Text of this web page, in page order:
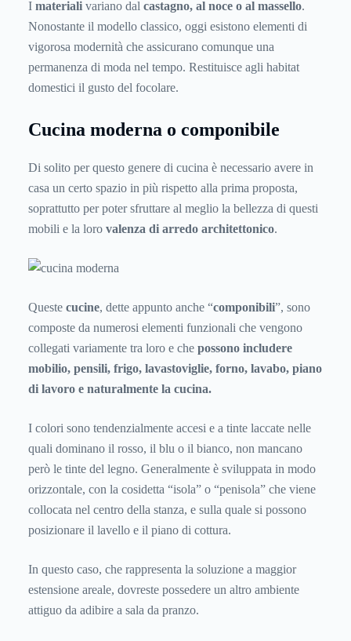
I materiali variano dal castagno, al noce o al massello.
Nonostante il modello classico, oggi esistono elementi di
vigorosa modernità che assicurano comunque una
permanenza di moda nel tempo. Restituisce agli habitat
domestici il gusto del focolare.
Cucina moderna o componibile
Di solito per questo genere di cucina è necessario avere in
casa un certo spazio in più rispetto alla prima proposta,
soprattutto per poter sfruttare al meglio la bellezza di questi
mobili e la loro valenza di arredo architettonico.
Queste cucine, dette appunto anche “componibili”, sono
composte da numerosi elementi funzionali che vengono
collegati variamente tra loro e che possono includere
mobilio, pensili, frigo, lavastoviglie, forno, lavabo, piano
di lavoro e naturalmente la cucina.
I colori sono tendenzialmente accesi e a tinte laccate nelle
quali dominano il rosso, il blu o il bianco, non mancano
però le tinte del legno. Generalmente è sviluppata in modo
orizzontale, con la cosidetta “isola” o “penisola” che viene
collocata nel centro della stanza, e sulla quale si possono
posizionare il lavello e il piano di cottura.
In questo caso, che rappresenta la soluzione a maggior
estensione areale, dovreste possedere un altro ambiente
attiguo da adibire a sala da pranzo.